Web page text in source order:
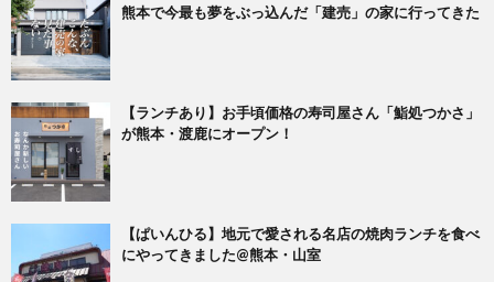
熊本で今最も夢をぶっ込んだ「建売」の家に行ってきた
【ランチあり】お手頃価格の寿司屋さん「鮨処つかさ」
が熊本・渡鹿にオープン！
【ぱいんひる】地元で愛される名店の焼肉ランチを食べ
にやってきました@熊本・山室